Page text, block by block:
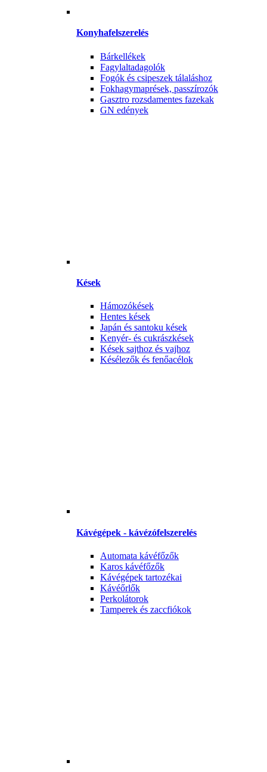
Konyhafelszerelés
Bárkellékek
Fagylaltadagolók
Fogók és csipeszek tálaláshoz
Fokhagymaprések, passzírozók
Gasztro rozsdamentes fazekak
GN edények
Kések
Hámozókések
Hentes kések
Japán és santoku kések
Kenyér- és cukrászkések
Kések sajthoz és vajhoz
Késélezők és fenőacélok
Kávégépek - kávézófelszerelés
Automata kávéfőzők
Karos kávéfőzők
Kávégépek tartozékai
Kávéőrlők
Perkolátorok
Tamperek és zaccfiókok